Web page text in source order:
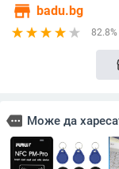
store badu.bg
more Може да